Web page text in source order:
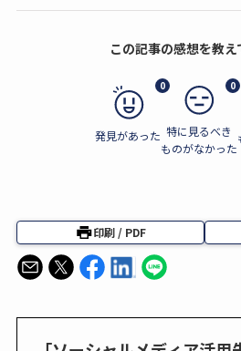
この記事の感想を教え
0
発見があった
0
特に見るべき
ものがなかった
印刷 / PDF